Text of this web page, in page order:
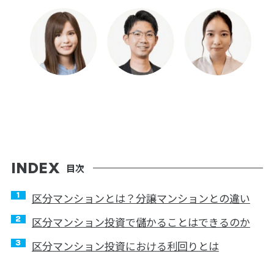
目次
区分マンションとは？分譲マンションとの違い
区分マンション投資で儲かることはできるのか
区分マンション投資における利回りとは